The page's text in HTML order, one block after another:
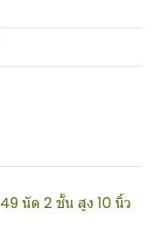
นัด 2 ชั้น สูง 10 นิ้ว